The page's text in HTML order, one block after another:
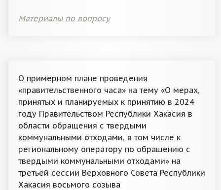
Материалы по вопросу
О примерном плане проведения
«правительственного часа» на тему «О мерах,
принятых и планируемых к принятию в 2024
году Правительством Республики Хакасия в
области обращения с твердыми
коммунальными отходами, в том числе к
региональному оператору по обращению с
твердыми коммунальными отходами» на
третьей сессии Верховного Совета Республики
Хакасия восьмого созыва